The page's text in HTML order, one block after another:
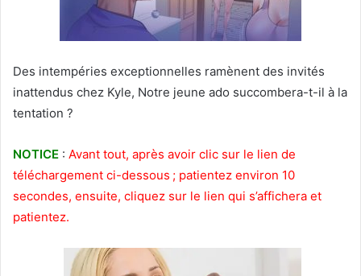
Des intempéries exceptionnelles ramènent des invités
inattendus chez Kyle, Notre jeune ado succombera-t-il à la
tentation ?
NOTICE : Avant tout, après avoir clic sur le lien de
téléchargement ci-dessous ; patientez environ 10
secondes, ensuite, cliquez sur le lien qui s’affichera et
patientez.